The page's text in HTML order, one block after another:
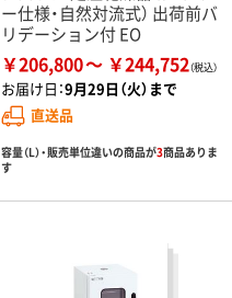
ー仕様・自然対流式） 出荷前バ
リデーション付 EO
￥206,800 ￥244,752
お届け日：9月29日（火）まで
直送品
容量（L）・販売単位違いの商品が3商品ありま
す